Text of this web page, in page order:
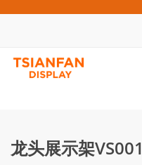
龙头展示架VS001